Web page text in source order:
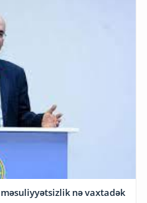
nə vaxtadək